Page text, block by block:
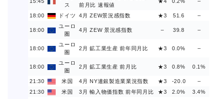
ス
前月比 速報値
18:00 ドイツ 4月 ZEW景況感指数 ★3 51.6 –
18:00
ユーロ
圏
4月 ZEW 景況感指数 – 39.8 –
18:00
ユーロ
圏
2月 鉱工業生産 前年同月比 ★3 0.0% –
18:00
ユーロ
圏
2月 鉱工業生産 前月比 ★3 0.8% 0.1%
21:30 米国 4月 NY連銀製造業業況指数 ★3 -20.0
–
21:30
米国 3月 輸入物価指数 前年同月比 ★3 2.0%
3.4%